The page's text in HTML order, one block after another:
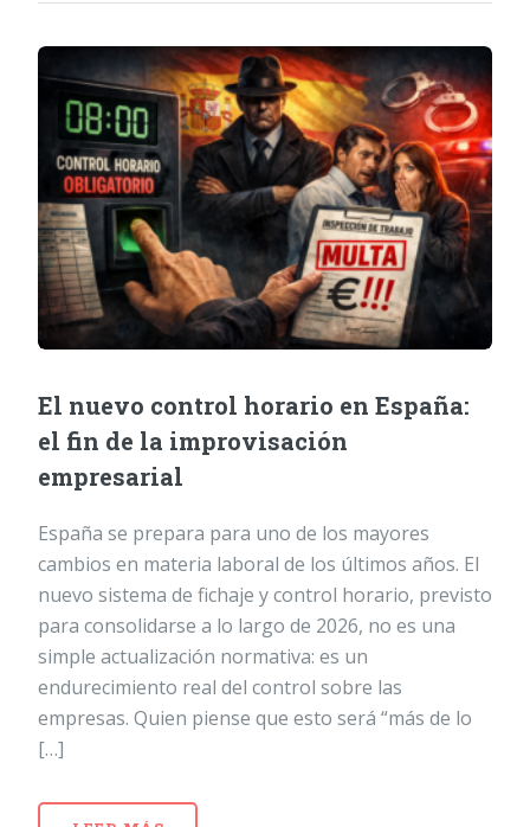
El nuevo control horario en España:
el fin de la improvisación
empresarial
España se prepara para uno de los mayores
cambios en materia laboral de los últimos años. El
nuevo sistema de fichaje y control horario, previsto
para consolidarse a lo largo de 2026, no es una
simple actualización normativa: es un
endurecimiento real del control sobre las
empresas. Quien piense que esto será “más de lo
[…]